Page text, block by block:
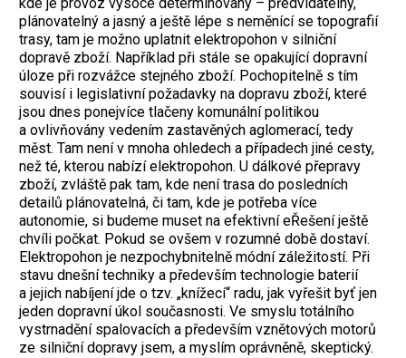
kde je provoz vysoce determinovaný – předvídatelný,
plánovatelný a jasný a ještě lépe s neměnící se topografií
trasy, tam je možno uplatnit elektropohon v silniční
dopravě zboží. Například při stále se opakující dopravní
úloze při rozvážce stejného zboží. Pochopitelně s tím
souvisí i legislativní požadavky na dopravu zboží, které
jsou dnes ponejvíce tlačeny komunální politikou
a ovlivňovány vedením zastavěných aglomerací, tedy
měst. Tam není v mnoha ohledech a případech jiné cesty,
než té, kterou nabízí elektropohon. U dálkové přepravy
zboží, zvláště pak tam, kde není trasa do posledních
detailů plánovatelná, či tam, kde je potřeba více
autonomie, si budeme muset na efektivní eŘešení ještě
chvíli počkat. Pokud se ovšem v rozumné době dostaví.
Elektropohon je nezpochybnitelně módní záležitostí. Při
stavu dnešní techniky a především technologie baterií
a jejich nabíjení jde o tzv. „knížecí“ radu, jak vyřešit byť jen
jeden dopravní úkol současnosti. Ve smyslu totálního
vystrnadění spalovacích a především vznětových motorů
ze silniční dopravy jsem, a myslím oprávněně, skeptický.